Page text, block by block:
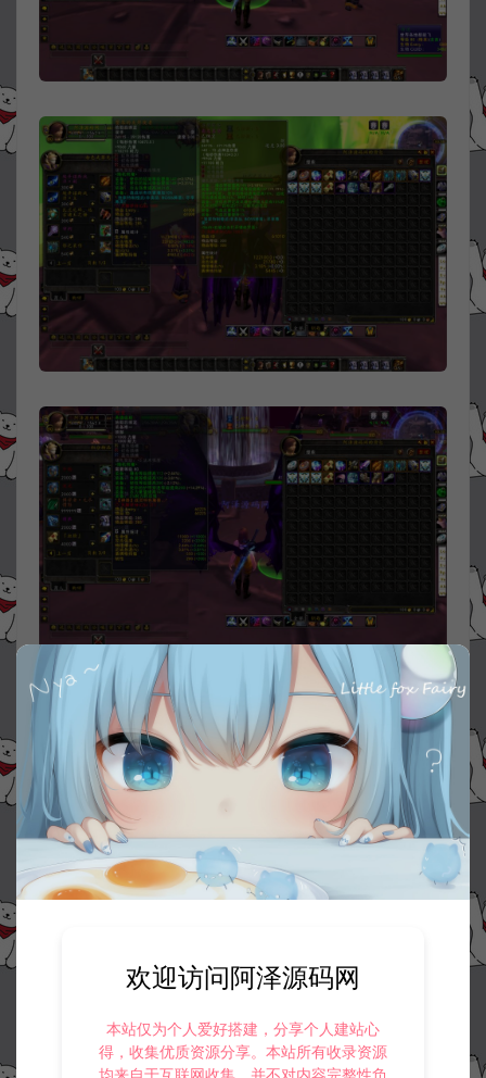
欢迎访问阿泽源码网
本站仅为个人爱好搭建，分享个人建站心
得，收集优质资源分享。本站所有收录资源
均来自于互联网收集，并不对内容完整性负